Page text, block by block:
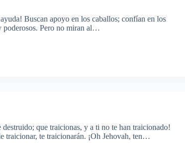
Buscan apoyo en los caballos; confían en los
poderosos. Pero no miran al…
que traicionas, y a ti no te han traicionado!
traicionar, te traicionarán. ¡Oh Jehovah, ten…